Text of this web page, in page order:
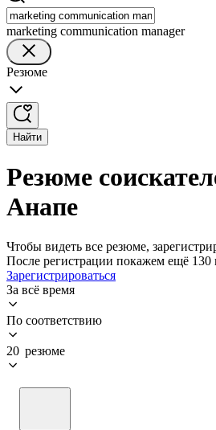
marketing communication manager
Резюме
Найти
Резюме
Анапе
Чтобы видеть все резюме,
После регистрации покажем ещё 130
Зарегистрироваться
За всё время
По соответствию
20 резюме